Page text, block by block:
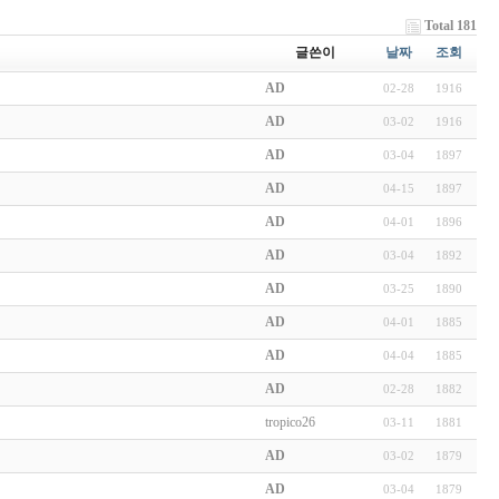
Total 181
글쓴이
날짜 조회
AD 02-28 1916
AD 03-02 1916
AD 03-04 1897
AD 04-15 1897
AD 04-01 1896
AD 03-04 1892
AD 03-25 1890
AD 04-01 1885
AD 04-04 1885
AD 02-28 1882
tropico26 03-11 1881
AD 03-02 1879
AD 03-04 1879